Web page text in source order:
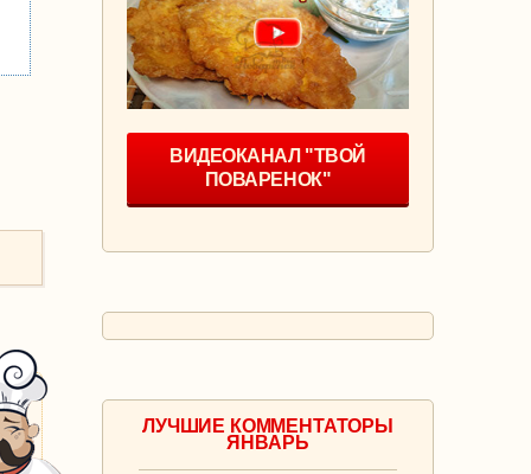
ВИДЕОКАНАЛ "ТВОЙ
ПОВАРЕНОК"
ЛУЧШИЕ КОММЕНТАТОРЫ
ЯНВАРЬ